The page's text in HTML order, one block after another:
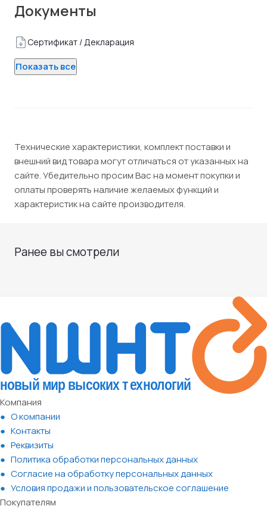
Документы
Сертификат / Декларация
Показать все
Технические характеристики, комплект поставки и
внешний вид товара могут отличаться от указанных на
сайте. Убедительно просим Вас на момент покупки и
оплаты проверять наличие желаемых функций и
характеристик на сайте производителя.
Ранее вы смотрели
Компания
О компании
Контакты
Реквизиты
Политика обработки персональных данных
Согласие на обработку персональных данных
Условия продажи и пользовательское соглашение
Покупателям